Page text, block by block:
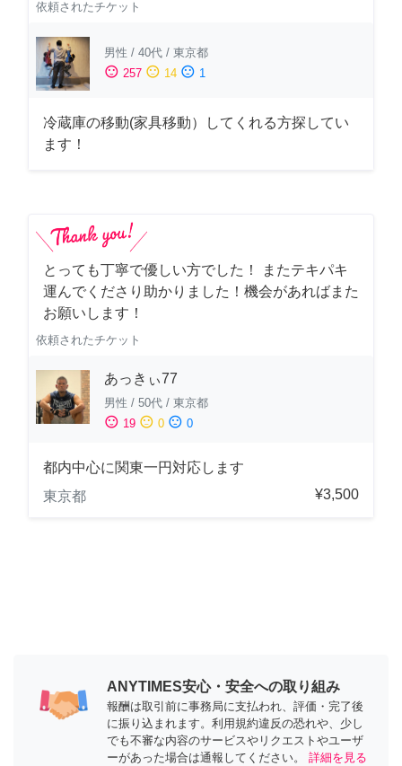
依頼されたチケット
男性 / 40代 / 東京都
sentiment_satisfied 257 sentiment_neutral 14 sentiment_dissatisfied 1
冷蔵庫の移動(家具移動）してくれる方探してい
ます！
とっても丁寧で優しい方でした！ またテキパキ
運んでくださり助かりました！機会があればまた
お願いします！
依頼されたチケット
あっきぃ77
男性 / 50代 / 東京都
sentiment_satisfied 19 sentiment_neutral 0 sentiment_dissatisfied 0
都内中心に関東一円対応します
東京都
¥3,500
ANYTIMES安心・安全への取り組み
報酬は取引前に事務局に支払われ、評価・完了後
に振り込まれます。利用規約違反の恐れや、少し
でも不審な内容のサービスやリクエストやユーザ
ーがあった場合は通報してください。
詳細を見る